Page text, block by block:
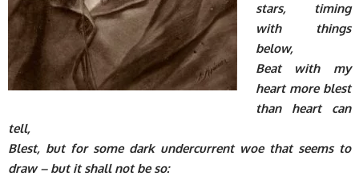
stars, timing
with things
below,
Beat with my
heart more blest
than heart can
tell,
Blest, but for some dark undercurrent woe that seems to
draw – but it shall not be so: